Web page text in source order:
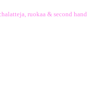
ruokaa & second hand